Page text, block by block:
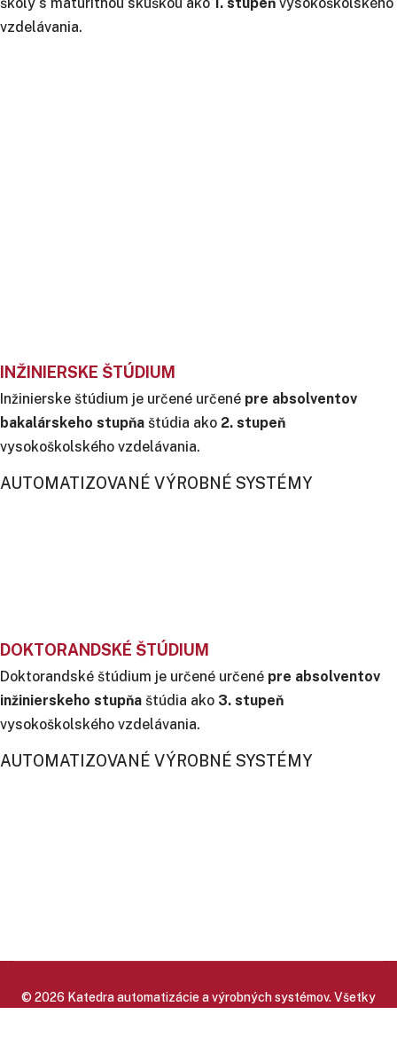
vzdelávania.
INŽINIERSKE ŠTÚDIUM
Inžinierske štúdium je určené určené pre absolventov
bakalárskeho stupňa štúdia ako 2. stupeň
vysokoškolského vzdelávania.
AUTOMATIZOVANÉ VÝROBNÉ SYSTÉMY
DOKTORANDSKÉ ŠTÚDIUM
Doktorandské štúdium je určené určené pre absolventov
inžinierskeho stupňa štúdia ako 3. stupeň
vysokoškolského vzdelávania.
AUTOMATIZOVANÉ VÝROBNÉ SYSTÉMY
© 2026 Katedra automatizácie a výrobných systémov. Všetky